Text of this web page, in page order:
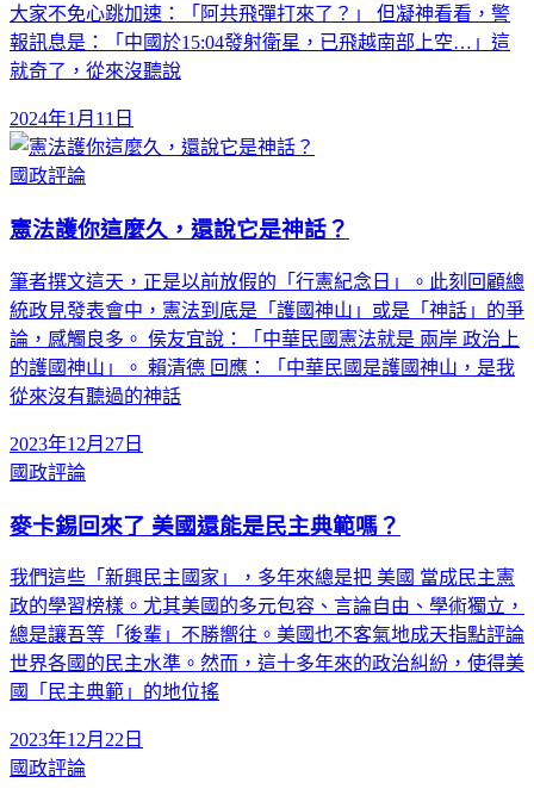
大家不免心跳加速：「阿共飛彈打來了？」 但凝神看看，警
報訊息是：「中國於15:04發射衛星，已飛越南部上空…」這
就奇了，從來沒聽說
2024年1月11日
國政評論
憲法護你這麼久，還說它是神話？
筆者撰文這天，正是以前放假的「行憲紀念日」。此刻回顧總
統政見發表會中，憲法到底是「護國神山」或是「神話」的爭
論，感觸良多。 侯友宜說：「中華民國憲法就是 兩岸 政治上
的護國神山」。 賴清德 回應：「中華民國是護國神山，是我
從來沒有聽過的神話
2023年12月27日
國政評論
麥卡錫回來了 美國還能是民主典範嗎？
我們這些「新興民主國家」，多年來總是把 美國 當成民主憲
政的學習榜樣。尤其美國的多元包容、言論自由、學術獨立，
總是讓吾等「後輩」不勝嚮往。美國也不客氣地成天指點評論
世界各國的民主水準。然而，這十多年來的政治糾紛，使得美
國「民主典範」的地位搖
2023年12月22日
國政評論